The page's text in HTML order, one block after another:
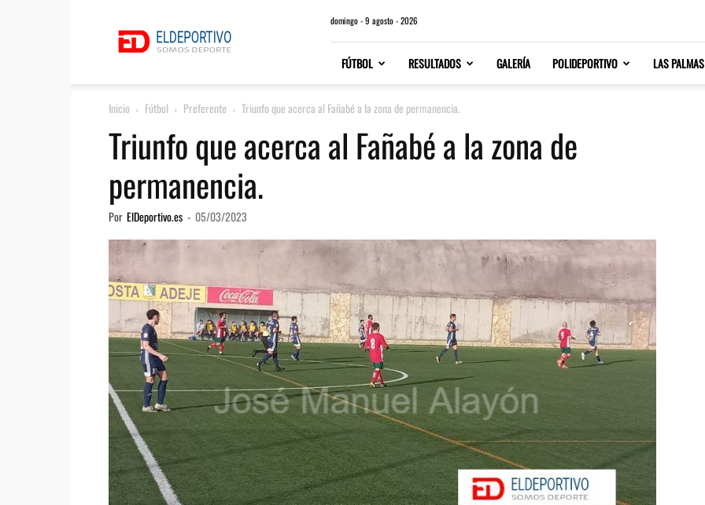
domingo - 9 agosto - 2026
FÚTBOL RESULTADOS GALERÍA POLIDEPORTIVO LAS PALMAS
Inicio Fútbol Preferente Triunfo que acerca al Fañabé a la zona de permanencia.
Triunfo que acerca al Fañabé a la zona de
permanencia.
Por ElDeportivo.es - 05/03/2023